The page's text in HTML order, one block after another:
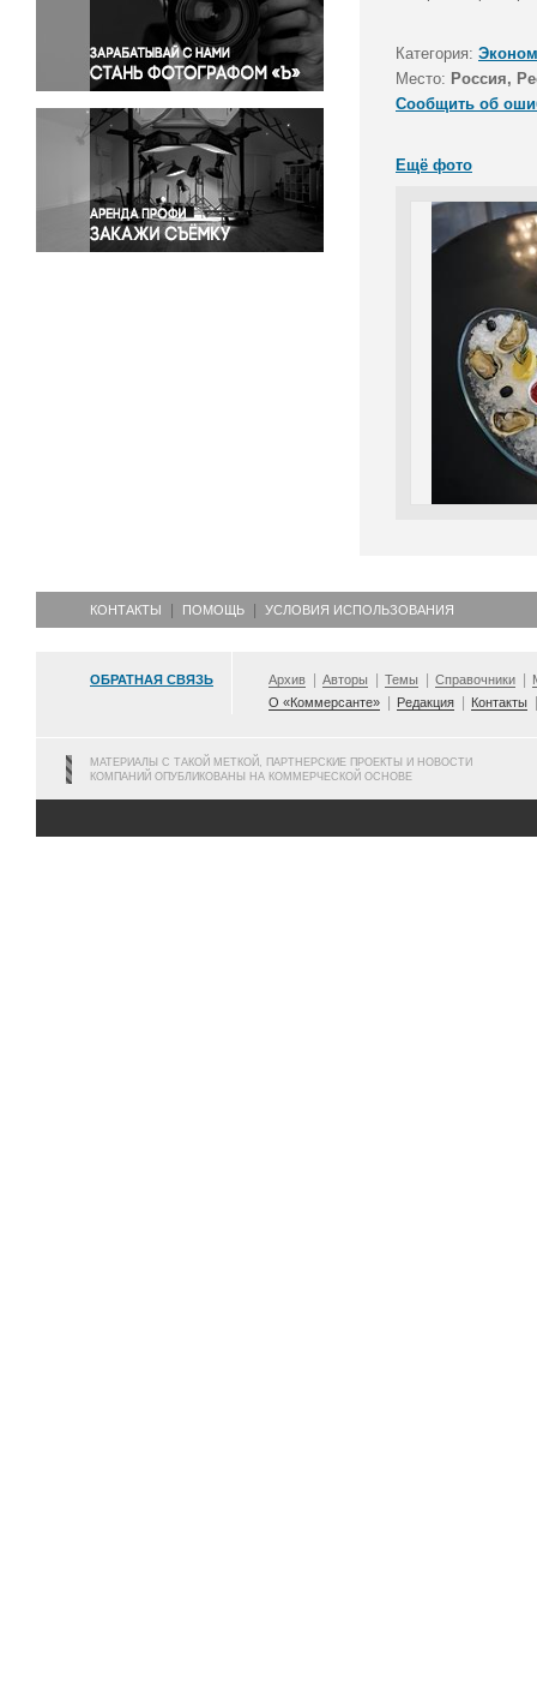
Правосудие
Происшествия и конфликты
Религия
Светская жизнь
Спорт
Экология
Экономика и бизнес
Категория:
Место: Россия,
Сообщить об
Ещё фото
КОНТАКТЫ ПОМОЩЬ УСЛОВИЯ ИСПОЛЬЗОВАНИЯ
ОБРАТНАЯ СВЯЗЬ Архив Авторы Темы Справочники
О «Коммерсанте»
Редакция Контакты
МАТЕРИАЛЫ С ТАКОЙ МЕТКОЙ, ПАРТНЕРСКИЕ ПРОЕКТЫ И НОВОСТИ
КОМПАНИЙ ОПУБЛИКОВАНЫ НА КОММЕРЧЕСКОЙ ОСНОВЕ